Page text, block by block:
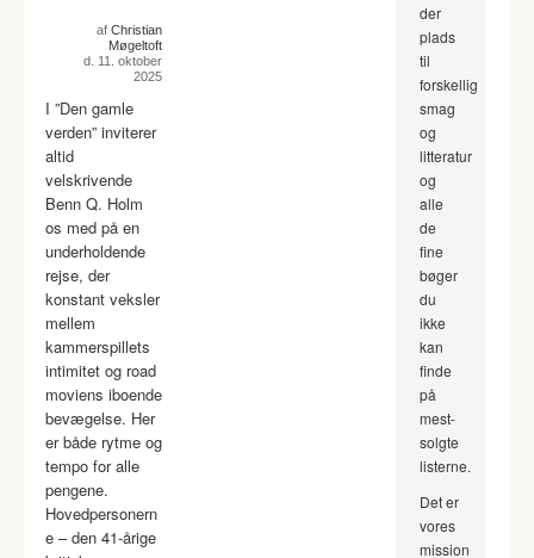
af Christian
Møgeltoft
d. 11. oktober
2025
I ”Den gamle
verden” inviterer
altid
velskrivende
Benn Q. Holm
os med på en
underholdende
rejse, der
konstant veksler
mellem
kammerspillets
intimitet og road
moviens iboende
bevægelse. Her
er både rytme og
tempo for alle
pengene.
Hovedpersonern
e – den 41-årige
der
plads
til
forskellig
smag
og
litteratur
og
alle
de
fine
bøger
du
ikke
kan
finde
på
mest-
solgte
listerne.
Det er
vores
mission